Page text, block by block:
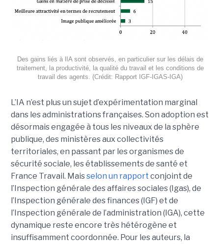
Des gains liés à lIA sont observés, en particulier sur les délais de
traitement, la productivité, la qualité du travail et les conditions de
travail des agents. (Crédit: Rapport IGF-IGAS-IGA)
L’IA n’est plus un sujet d’expérimentation marginal
dans les administrations françaises. Son adoption est
désormais engagée à tous les niveaux de la sphère
publique, des ministères aux collectivités
territoriales, en passant par les organismes de
sécurité sociale, les établissements de santé et
France Travail. Maisselon un rapport conjoint de
l’Inspection générale des affaires sociales (Igas), de
l’Inspection générale des finances (IGF) et de
l’Inspection générale de l’administration (IGA), cette
dynamique reste encore très hétérogène et
insuffisamment coordonnée. Pour les auteurs, la